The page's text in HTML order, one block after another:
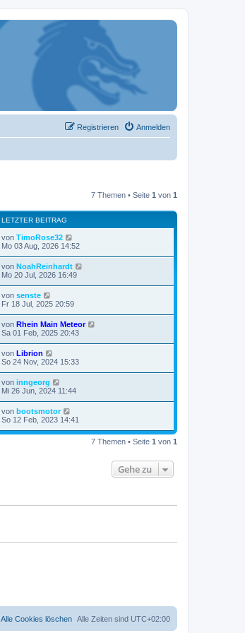
Anmelden
Registrieren
7 Themen • Seite 1 von 1
LETZTER BEITRAG
von TimoRose32
Mo 03 Aug, 2026 14:52
von NoahReinhardt
Mo 20 Jul, 2026 16:49
von senste
Fr 18 Jul, 2025 20:59
von Rhein Main Meteor
Sa 01 Feb, 2025 20:43
von Librion
So 24 Nov, 2024 15:33
von inngeorg
Mi 26 Jun, 2024 11:44
von bootsmotor
So 12 Feb, 2023 14:41
7 Themen • Seite 1 von 1
Gehe zu
Alle Zeiten sind UTC+02:00
Alle Cookies löschen